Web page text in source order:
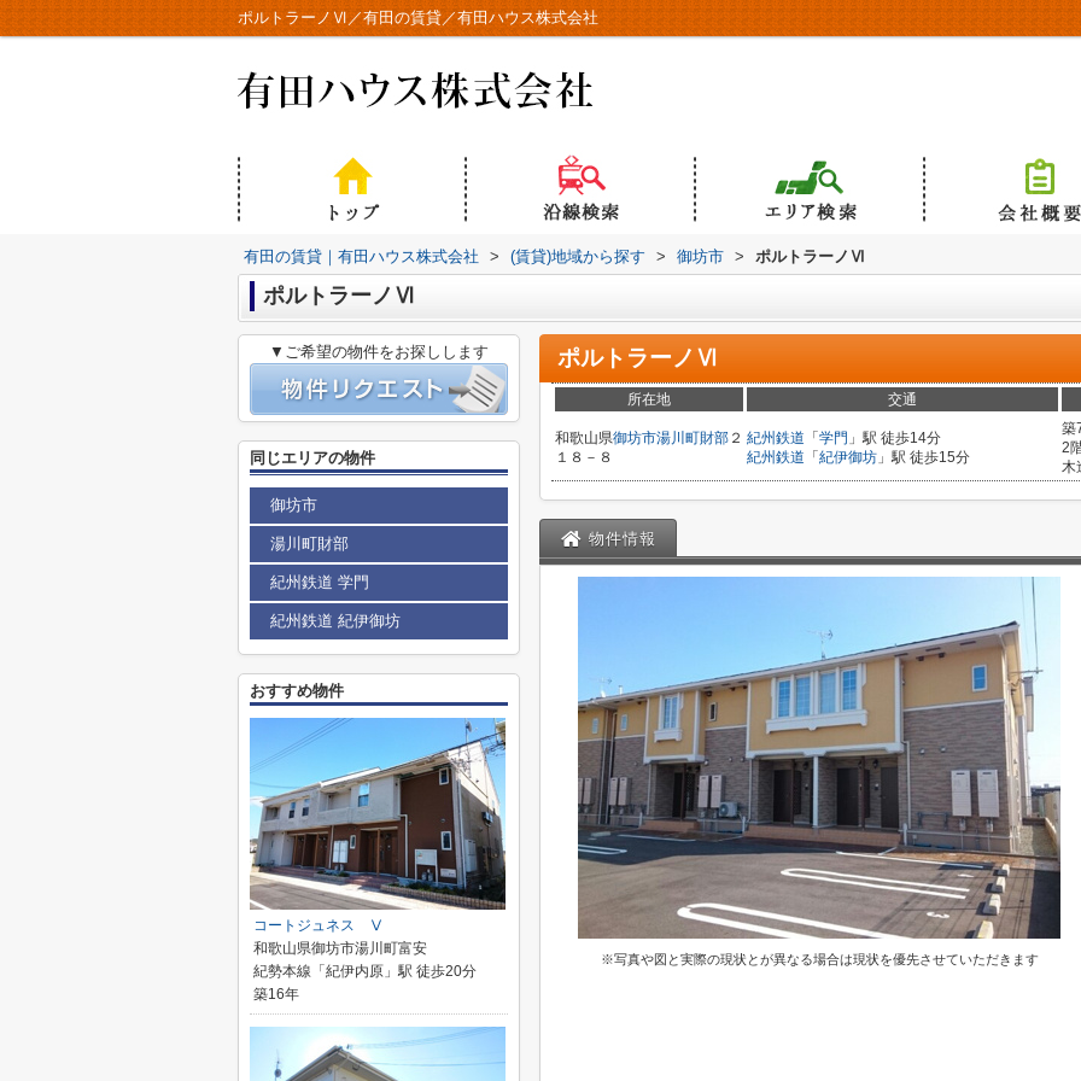
ポルトラーノⅥ／有田の賃貸／有田ハウス株式会社
有田の賃貸｜有田ハウス株式会社 > (賃貸)地域から探す > 御坊市 > ポルトラーノⅥ
ポルトラーノⅥ
ポルトラーノⅥ
所在地 交通
和歌山県御坊市湯川町財部 ２
１８－８
紀州鉄道 「 学門 」駅 徒歩14分
紀州鉄道 「 紀伊御坊 」駅 徒歩15分
築
2
木
物件情報
※写真や図と実際の現状とが異なる場合は現状を優先させていただきます
▼ご希望の物件をお探しします
同じエリアの物件
御坊市
湯川町財部
紀州鉄道 学門
紀州鉄道 紀伊御坊
おすすめ物件
コートジュネス Ⅴ
和歌山県御坊市湯川町富安
紀勢本線「紀伊内原」駅 徒歩20分
築16年